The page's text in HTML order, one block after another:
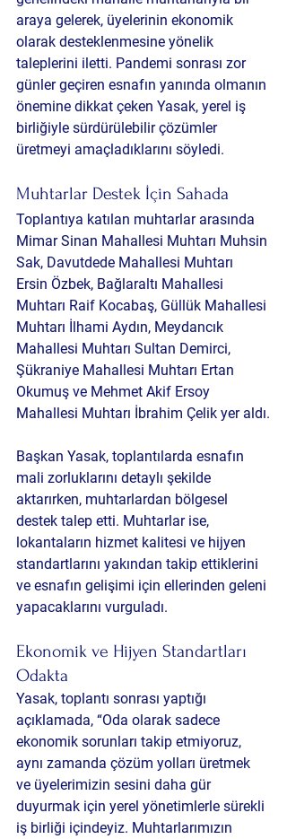
araya gelerek, üyelerinin ekonomik
olarak desteklenmesine yönelik
taleplerini iletti. Pandemi sonrası zor
günler geçiren esnafın yanında olmanın
önemine dikkat çeken Yasak, yerel iş
birliğiyle sürdürülebilir çözümler
üretmeyi amaçladıklarını söyledi.
Muhtarlar Destek İçin Sahada
Toplantıya katılan muhtarlar arasında
Mimar Sinan Mahallesi Muhtarı Muhsin
Sak, Davutdede Mahallesi Muhtarı
Ersin Özbek, Bağlaraltı Mahallesi
Muhtarı Raif Kocabaş, Güllük Mahallesi
Muhtarı İlhami Aydın, Meydancık
Mahallesi Muhtarı Sultan Demirci,
Şükraniye Mahallesi Muhtarı Ertan
Okumuş ve Mehmet Akif Ersoy
Mahallesi Muhtarı İbrahim Çelik yer aldı.
Başkan Yasak, toplantılarda esnafın
mali zorluklarını detaylı şekilde
aktarırken, muhtarlardan bölgesel
destek talep etti. Muhtarlar ise,
lokantaların hizmet kalitesi ve hijyen
standartlarını yakından takip ettiklerini
ve esnafın gelişimi için ellerinden geleni
yapacaklarını vurguladı.
Ekonomik ve Hijyen Standartları
Odakta
Yasak, toplantı sonrası yaptığı
açıklamada, “Oda olarak sadece
ekonomik sorunları takip etmiyoruz,
aynı zamanda çözüm yolları üretmek
ve üyelerimizin sesini daha gür
duyurmak için yerel yönetimlerle sürekli
iş birliği içindeyiz. Muhtarlarımızın